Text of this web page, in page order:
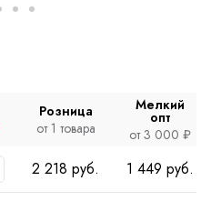
Розница
от 1 товара
Мелкий
опт
от 3 000 ₽
2 218 руб. 1 449 руб.